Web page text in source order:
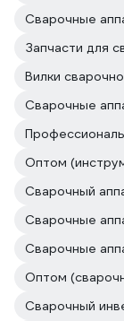
Сварочные
Запчасти для
Вилки
Сварочные
Оптом
Сварочный
Сварочные
Сварочные
Оптом
Сварочный